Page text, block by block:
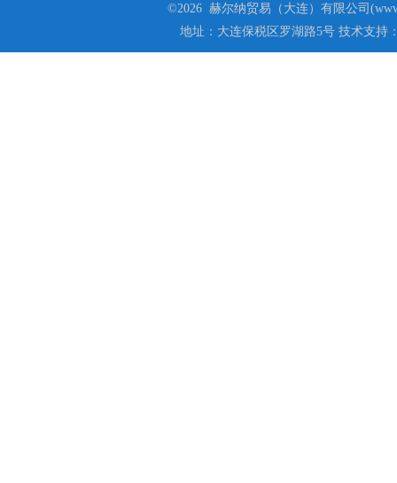
©2026 赫尔纳贸易（大连）有限公司
地址：大连保税区罗湖路5号 技术支持